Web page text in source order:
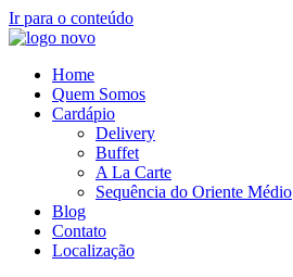
Ir para o conteúdo
Home
Quem Somos
Cardápio
Delivery
Buffet
A La Carte
Sequência do Oriente Médio
Blog
Contato
Localização